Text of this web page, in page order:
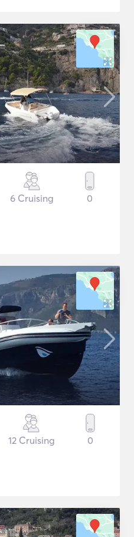
6 Cruising 0
12 Cruising 0